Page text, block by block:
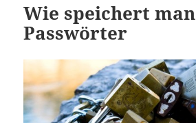
Wie speichert man
Passwörter